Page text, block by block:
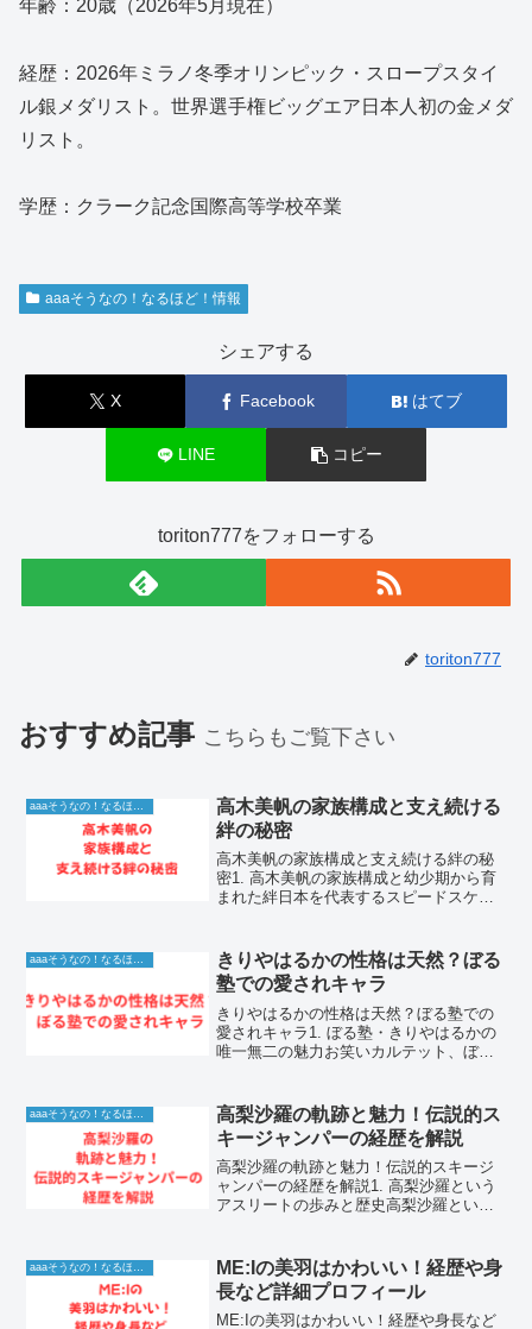
年齢：20歳（2026年5月現在）
経歴：2026年ミラノ冬季オリンピック・スロープスタイ
ル銀メダリスト。世界選手権ビッグエア日本人初の金メダ
リスト。
学歴：クラーク記念国際高等学校卒業
aaaそうなの！なるほど！情報
シェアする
X Facebook はてブ
LINE コピー
toriton777をフォローする
toriton777
おすすめ記事 こちらもご覧下さい
aaaそうなの！なるほど！情報
高木美帆の家族構成と支え続ける
絆の秘密
高木美帆の家族構成と支え続ける絆の秘
密1. 高木美帆の家族構成と幼少期から育
まれた絆日本を代表するスピードスケー
ける高木美帆さんを温かく見守り、支え
続けてきたのは素晴ら...
aaaそうなの！なるほど！情報
きりやはるかの性格は天然？ぼる
塾での愛されキャラ
きりやはるかの性格は天然？ぼる塾での
愛されキャラ1. ぼる塾・きりやはるかの
唯一無二の魅力お笑いカルテット、ぼる
不能な行動は、テレビ番組やSNSで多く
の視聴者を虜にして...
高梨沙羅の軌跡と魅力！伝説的ス
キージャンパーの経歴を解説
高梨沙羅の軌跡と魅力！伝説的スキージ
ャンパーの経歴を解説1. 高梨沙羅という
アスリートの歩みと歴史高梨沙羅という
イックに記録を塗り替え続ける姿を思い
浮かべるでしょう。女...
aaaそうなの！なるほど！情報
ME:Iの美羽はかわいい！経歴や身
長など詳細プロフィール
ME:Iの美羽はかわいい！経歴や身長など